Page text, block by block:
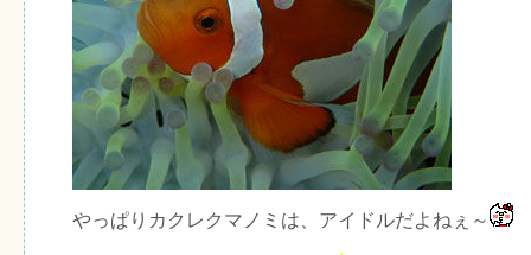
やっぱりカクレクマノミは、アイドルだよねぇ～